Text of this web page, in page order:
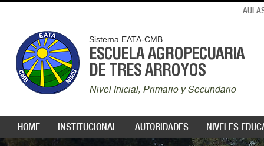
Sistema EATA-CMB
ESCUELA AGROPECUARIA
DE TRES ARROYOS
Nivel Inicial, Primario y Secundario
HOME INSTITUCIONAL AUTORIDADES NIVELES